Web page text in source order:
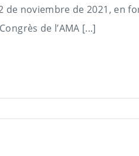
de noviembre de 2021, en
de l’AMA [...]